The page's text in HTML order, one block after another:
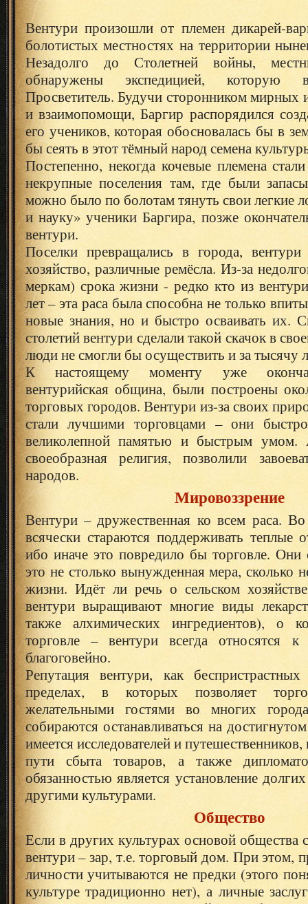
Вентури произошли от племен дикарей-
болотистых местностях на территории
Незадолго до Столетней войны,
обнаружены экспедицией, которую
Просветитель. Будучи сторонником мирных
и взаимопомощи, Баргир распорядился
его учеников, которая обосновалась бы в
бы сеять в этот тёмный народ семена
Постепенно, некогда кочевые племена
некрупные поселения там, где были
можно было по болотам тянуть свои легкие
и науку» ученики Баргира, позже
вентури.
Поселки превращались в города, вентури
хозяйство, различные ремёсла. Из-за
меркам) срока жизни - редко кто из
лет – эта раса была способна не только
новые знания, но и быстро осваивать их.
столетий вентури сделали такой скачок в
люди не смогли бы осуществить и за тысячу
К настоящему моменту уже
вентурийская община, были построены
торговых городов. Вентури из-за своих
стали лучшими торговцами – они
великолепной памятью и быстрым умом.
своеобразная религия, позволили
народов.
Мировоззрение
Вентури – дружественная ко всем раса.
всячески стараются поддерживать теплые
ибо иначе это повредило бы торговле.
это не столько вынужденная мера, сколько
жизни. Идёт ли речь о сельском
вентури выращивают многие виды
также алхимических ингредиентов), о
торговле – вентури всегда относятся
благоговейно.
Репутация вентури, как
пределах, в которых позволяет
желательными гостями во многих
собираются останавливаться на
имеется исследователей и
пути сбыта товаров, а также
обязанностью является установление
другими культурами.
Общество
Если в других культурах основой общества
вентури – зар, т.е. торговый дом. При этом,
личности учитываются не предки (этого
культуре традиционно нет), а личные